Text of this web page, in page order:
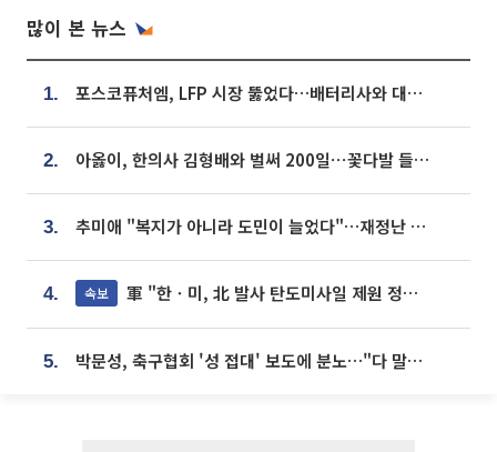
많이 본 뉴스
1. 포스코퓨처엠, LFP 시장 뚫었다…배터리사와 대규모 장기 공급 합의
2. 아옳이, 한의사 김형배와 벌써 200일⋯꽃다발 들고 "프러포즈 아냐"
3. 추미애 "복지가 아니라 도민이 늘었다"…재정난 책임론 정면돌파
4. 속보 軍 "한ㆍ미, 北 발사 탄도미사일 제원 정밀분석 중"
5. 박문성, 축구협회 '성 접대' 보도에 분노…"다 말아먹으려고 작정했나"